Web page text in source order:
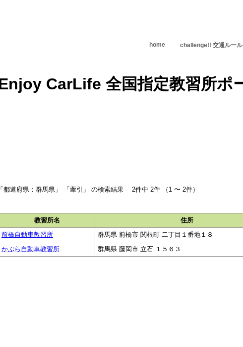
home challenge!! 交通ルール
「都道府県：群馬県」 「牽引」 の検索結果 2件中 2件 （1 〜 2件）
教習所名 住所
前橋自動車教習所
群馬県 前橋市 関根町 二丁目１番地１８
かぶら自動車教習所
群馬県 藤岡市 立石 １５６３